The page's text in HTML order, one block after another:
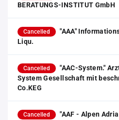
BERATUNGS-INSTITUT GmbH
Cancelled
"AAA"
Liqu.
Cancelled
"AAC-System."
System Gesellschaft mit
Co.KEG
Cancelled
"AAF - Alpen